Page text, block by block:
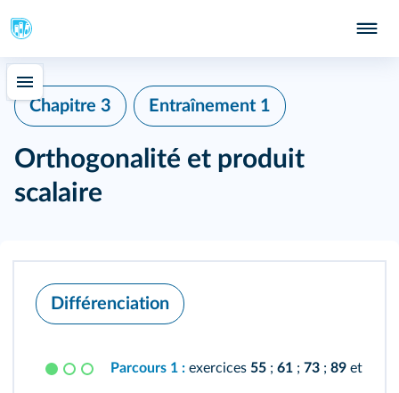
Chapitre 3 Entraînement 1
Orthogonalité et produit
scalaire
Différenciation
Parcours 1 : exercices 55 ; 61 ; 73 ; 89 et